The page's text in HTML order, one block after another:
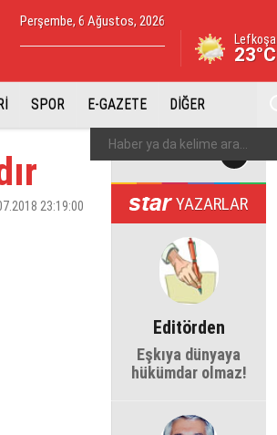
Perşembe, 6 Ağustos, 2026
Lefkoşa
23°C
SPOR E-GAZETE DİĞER
23:19:00 YAZARLAR
Editörden
Eşkıya dünyaya
hükümdar olmaz!